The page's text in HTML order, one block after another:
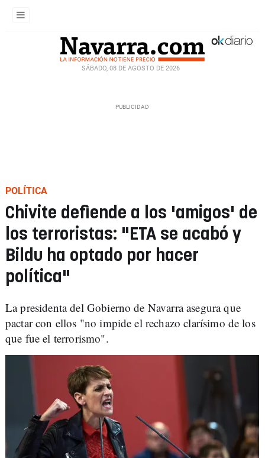
SÁBADO, 08 DE AGOSTO DE 2026
POLÍTICA
Chivite defiende a los 'amigos' de
los terroristas: "ETA se acabó y
Bildu ha optado por hacer
política"
La presidenta del Gobierno de Navarra asegura que
pactar con ellos "no impide el rechazo clarísimo de los
que fue el terrorismo".